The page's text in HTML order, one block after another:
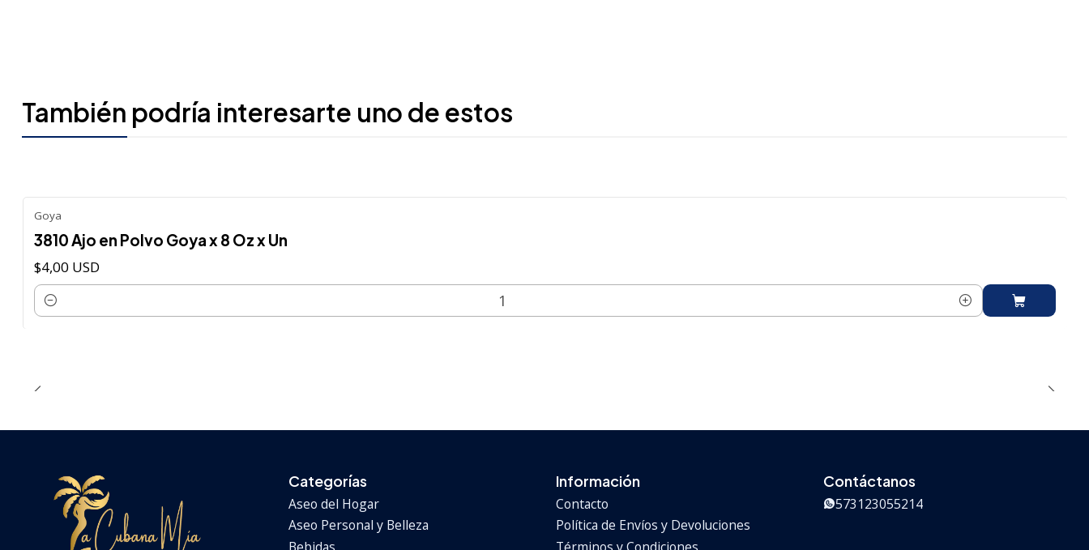
También podría interesarte uno de estos
Goya
3810 Ajo en Polvo Goya x 8 Oz x Un
$4,00 USD
Cantidad
Categorías
Aseo del Hogar
Aseo Personal y Belleza
Bebidas
Información
Contacto
Política de Envíos y Devoluciones
Términos y Condiciones
Contáctanos
573123055214